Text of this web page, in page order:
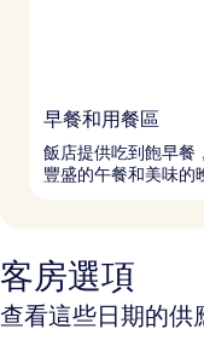
早餐和用餐區
飯店提供吃到飽早餐
豐盛的午餐和美味的
客房選項
查看這些日期的供